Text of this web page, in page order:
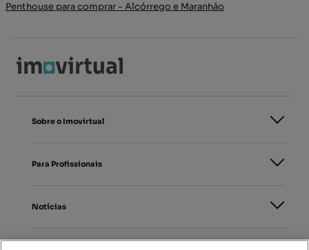
Penthouse para comprar - Alcórrego e Maranhão
Sobre o Imovirtual
Para Profissionais
Notícias